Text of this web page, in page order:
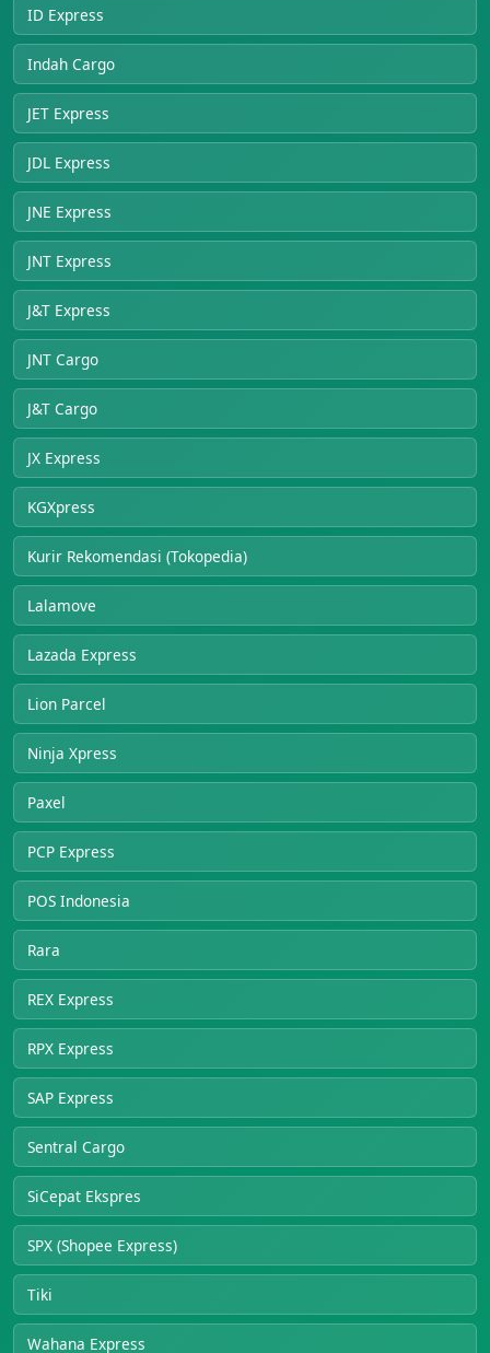
ID Express
Indah Cargo
JET Express
JDL Express
JNE Express
JNT Express
J&T Express
JNT Cargo
J&T Cargo
JX Express
KGXpress
Kurir Rekomendasi (Tokopedia)
Lalamove
Lazada Express
Lion Parcel
Ninja Xpress
Paxel
PCP Express
POS Indonesia
Rara
REX Express
RPX Express
SAP Express
Sentral Cargo
SiCepat Ekspres
SPX (Shopee Express)
Tiki
Wahana Express